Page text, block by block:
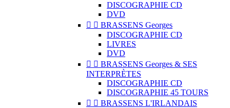
DISCOGRAPHIE CD
DVD
  BRASSENS Georges
DISCOGRAPHIE CD
LIVRES
DVD
  BRASSENS Georges & SES
INTERPRÈTES
DISCOGRAPHIE CD
DISCOGRAPHIE 45 TOURS
  BRASSENS L'IRLANDAIS